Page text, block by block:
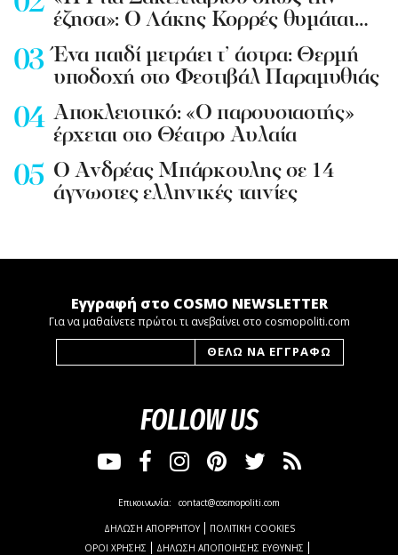
έζησα»: Ο Λάκης Κορρές θυμάται…
Ένα παιδί μετράει τ’ άστρα: Θερμή
υποδοχή στο Φεστιβάλ Παραμυθιάς
Aποκλειστικό: «Ο παρουσιαστής»
έρχεται στο Θέατρο Αυλαία
Ο Ανδρέας Μπάρκουλης σε 14
άγνωστες ελληνικές ταινίες
Εγγραφή στο COSMO NEWSLETTER
Για να μαθαίνετε πρώτοι τι ανεβαίνει στο cosmopoliti.com
FOLLOW US
Επικοινωνία: contact@cosmopoliti.com
ΔΗΛΩΣΗ ΑΠΟΡΡΗΤΟΥ
ΠΟΛΙΤΙΚΗ COOKIES
ΟΡΟΙ ΧΡΗΣΗΣ
ΔΗΛΩΣΗ ΑΠΟΠΟΙΗΣΗΣ ΕΥΘΥΝΗΣ